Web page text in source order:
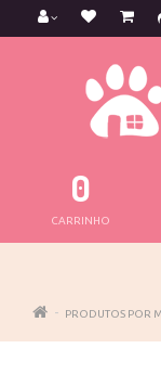
0
CARRINHO
PRODUTOS POR